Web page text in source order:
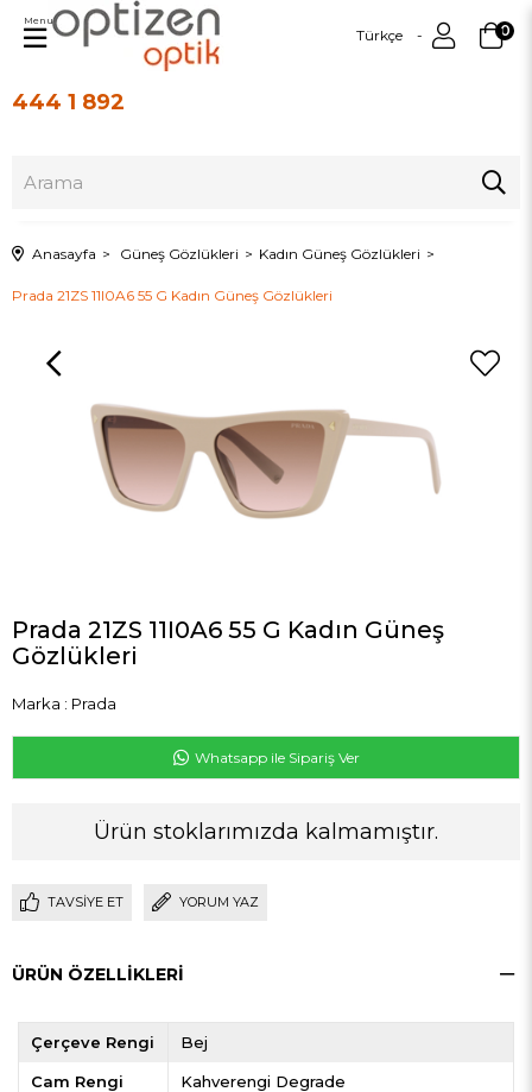
444 1 892
Türkçe 0
Menu
Anasayfa Güneş Gözlükleri Kadın Güneş Gözlükleri
Prada 21ZS 11I0A6 55 G Kadın Güneş Gözlükleri
Prada 21ZS 11I0A6 55 G Kadın Güneş
Gözlükleri
Marka : Prada
Whatsapp ile Sipariş Ver
Ürün stoklarımızda kalmamıştır.
TAVSIYE ET YORUM YAZ
ÜRÜN ÖZELLIKLERI
Çerçeve Rengi Bej
Cam Rengi Kahverengi Degrade